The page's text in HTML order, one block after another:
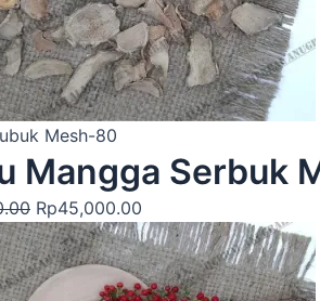
Mesh-80
Mangga Serbuk
Rp45,000.00